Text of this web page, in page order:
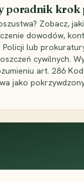
poradnik krok
Zobacz,
dowodów,
Policji lub
cywilnych.
art. 286
jako